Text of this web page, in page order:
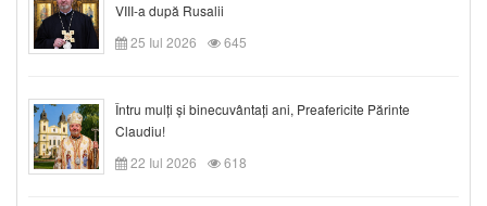
VIII-a după Rusalii
25 Iul 2026
645
Întru mulți și binecuvântați ani, Preafericite Părinte
Claudiu!
22 Iul 2026
618